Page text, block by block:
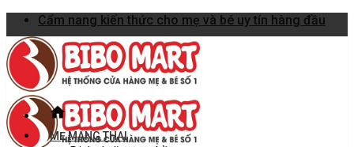
Skip
to
content
Cẩm nang kiến thức cho mẹ và bé uy tín hàng đầu
MẸ MANG THAI